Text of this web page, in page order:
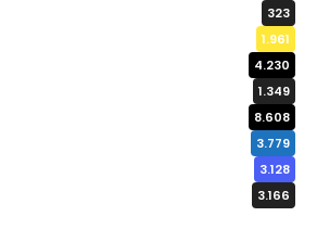
323
1.961
4.230
1.349
8.608
3.779
3.128
3.166